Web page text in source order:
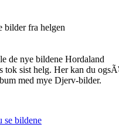
bilder fra helgen
de nye bildene Hordaland
tok sist helg. Her kan du
med mye Djerv-bilder.
se bildene